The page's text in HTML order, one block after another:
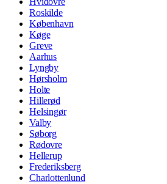
Roskilde
København
Køge
Greve
Aarhus
Lyngby
Hørsholm
Holte
Hillerød
Helsingør
Valby
Søborg
Rødovre
Hellerup
Frederiksberg
Charlottenlund